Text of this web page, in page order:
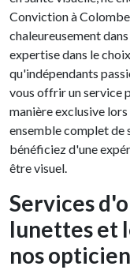
Conviction à
chaleureusement
expertise dans le
qu'indépendants
vous offrir un service
manière exclusive
ensemble complet de
bénéficiez d'une
être visuel.
Services
lunettes et
nos